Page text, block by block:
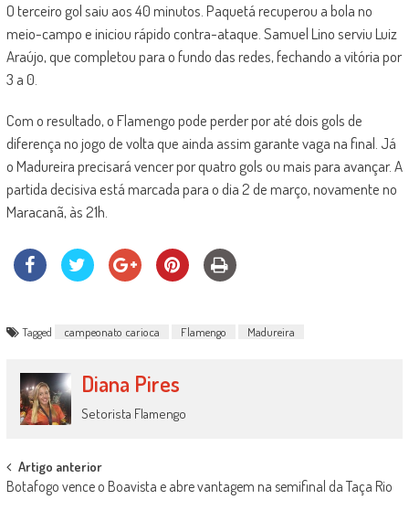
O terceiro gol saiu aos 40 minutos. Paquetá recuperou a bola no
meio-campo e iniciou rápido contra-ataque. Samuel Lino serviu Luiz
Araújo, que completou para o fundo das redes, fechando a vitória por
3 a 0.
Com o resultado, o Flamengo pode perder por até dois gols de
diferença no jogo de volta que ainda assim garante vaga na final. Já
o Madureira precisará vencer por quatro gols ou mais para avançar. A
partida decisiva está marcada para o dia 2 de março, novamente no
Maracanã, às 21h.
Tagged campeonato carioca Flamengo Madureira
Diana Pires
Setorista Flamengo
Post
navigation
Artigo anterior
Botafogo vence o Boavista e abre vantagem na semifinal da Taça Rio